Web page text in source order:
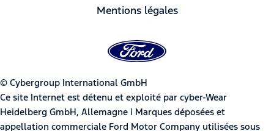
Mentions légales
© Cybergroup International GmbH
Ce site Internet est détenu et exploité par cyber-Wear
Heidelberg GmbH, Allemagne | Marques déposées et
appellation commerciale Ford Motor Company utilisées sous